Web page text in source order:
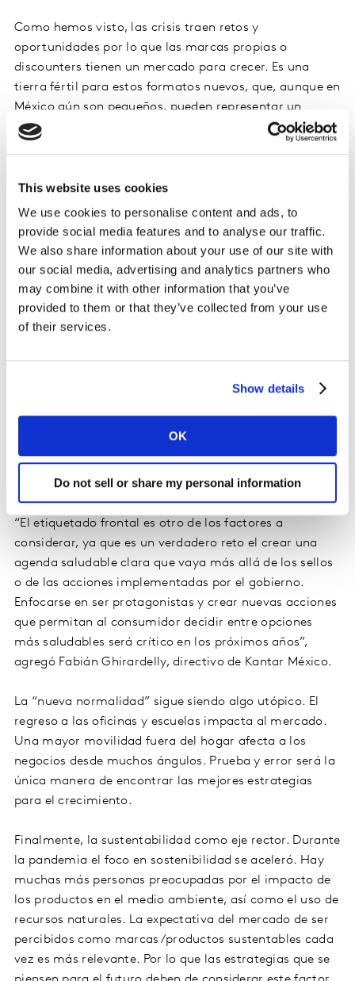
This website uses cookies
We use cookies to personalise content and ads, to
provide social media features and to analyse our traffic.
We also share information about your use of our site with
our social media, advertising and analytics partners who
may combine it with other information that you’ve
provided to them or that they’ve collected from your use
of their services.
Show details
OK
Do not sell or share my personal information
Como hemos visto, las crisis traen retos y
oportunidades por lo que las marcas propias o
discounters tienen un mercado para crecer. Es una
tierra fértil para estos formatos nuevos, que, aunque en
México aún son pequeños, pueden representar un
enorme riesgo para el resto de los players, ya que el
90% de lo que se vende en estos formatos son marcas
fabricantes.
De igual forma hay que aprovechar el impulso digital,
las marcas deben apalancarse de este auge para crecer
a través de aplicaciones y plataformas digitales que
permitan un mayor alcance y así facilitarle al shopper
llegar a las marcas. Sumarse al Ecommerce es ya
indispensable el cómo hacerlo dependerá de cada
Cabe mencionar que las grandes cadenas han ganado
desafío, y las estrategias que las marcas desarrollen en
torno a esta situación, sin perder de vista al usuario
final, será clave para definir el futuro del retail.
“El etiquetado frontal es otro de los factores a
considerar, ya que es un verdadero reto el crear una
agenda saludable clara que vaya más allá de los sellos
o de las acciones implementadas por el gobierno.
Enfocarse en ser protagonistas y crear nuevas acciones
que permitan al consumidor decidir entre opciones
más saludables será crítico en los próximos años”,
agregó Fabián Ghirardelly, directivo de Kantar México.
La “nueva normalidad” sigue siendo algo utópico. El
regreso a las oficinas y escuelas impacta al mercado.
Una mayor movilidad fuera del hogar afecta a los
negocios desde muchos ángulos. Prueba y error será la
única manera de encontrar las mejores estrategias
para el crecimiento.
Finalmente, la sustentabilidad como eje rector. Durante
la pandemia el foco en sostenibilidad se aceleró. Hay
muchas más personas preocupadas por el impacto de
los productos en el medio ambiente, así como el uso de
recursos naturales. La expectativa del mercado de ser
percibidos como marcas/productos sustentables cada
vez es más relevante. Por lo que las estrategias que se